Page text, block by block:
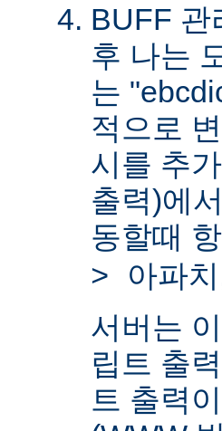
BUFF 관
후 나는
는
적으로
시를 추
출력)에
동할때
> 아파치
서버는
립트 출
트 출력